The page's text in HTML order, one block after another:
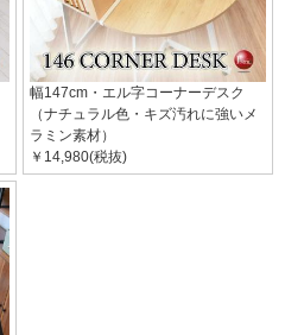
幅147cm・エル字コーナーデスク
（ナチュラル色・キズ汚れに強いメ
ラミン素材）
￥14,980(税抜)